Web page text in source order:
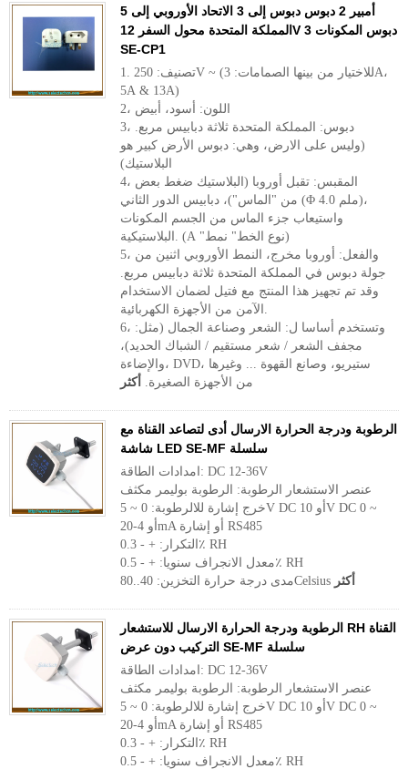
5 أمبير 2 دبوس دبوس إلى 3 الاتحاد الأوروبي إلى
المملكة المتحدة محول السفر 12V 3 دبوس المكونات
SE-CP1
1. تصنيف: 250V ~ (للاختيار من بينها الصمامات: 3A،
5A & 13A)
2، اللون: أسود، أبيض
3، دبوس: المملكة المتحدة ثلاثة دبابيس مربع.
(وليس على الارض، وهي: دبوس الأرض كبير هو
البلاستيك)
4، المقبس: تقبل أوروبا (البلاستيك ضغط بعض
من "الماس")، دبابيس الدور الثاني (Φ 4.0 ملم)،
واستيعاب جزء الماس من الجسم المكونات
البلاستيكية. (A "نوع الخط" نمط)
5، والفعل: أوروبا مخرج، النمط الأوروبي اثنين من
جولة دبوس في المملكة المتحدة ثلاثة دبابيس مربع.
وقد تم تجهيز هذا المنتج مع فتيل لضمان الاستخدام
الآمن من الأجهزة الكهربائية.
6، وتستخدم أساسا ل: الشعر وصناعة الجمال (مثل:
مجفف الشعر / شعر مستقيم / الشباك الحديد)،
والإضاءة، DVD، ستيريو، وصانع القهوة ... وغيرها
من الأجهزة الصغيرة. أكثر
الرطوبة ودرجة الحرارة الارسال أدى لتصاعد القناة مع
شاشة LED SE-MF سلسلة
امدادات الطاقة: DC 12-36V
عنصر الاستشعار الرطوبة: الرطوبة بوليمر مكثف
خرج إشارة للالرطوبة: 0 ~ 5V DC أو 10V DC 0 ~
أو 4-20mA أو إشارة RS485
التكرار: + - 0.3٪ RH
معدل الانجراف سنويا: + - 0.5٪ RH
مدى درجة حرارة التخزين: 40..80Celsius أكثر
الرطوبة ودرجة الحرارة الارسال للاستشعار RH القناة
التركيب دون عرض SE-MF سلسلة
امدادات الطاقة: DC 12-36V
عنصر الاستشعار الرطوبة: الرطوبة بوليمر مكثف
خرج إشارة للالرطوبة: 0 ~ 5V DC أو 10V DC 0 ~
أو 4-20mA أو إشارة RS485
التكرار: + - 0.3٪ RH
معدل الانجراف سنويا: + - 0.5٪ RH